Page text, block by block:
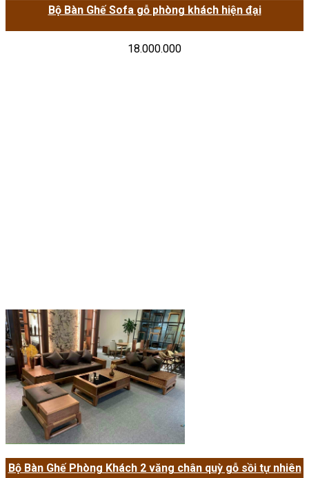
Bộ Bàn Ghế Sofa gỗ phòng khách hiện đại
18.000.000
Bộ Bàn Ghế Phòng Khách 2 văng chân quỳ gỗ sồi tự nhiên